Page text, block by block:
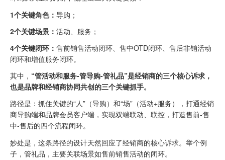
1个关键角色： 导购；
2个关键场景： 活动、服务；
4个关键闭环： 售前销售活动闭环、售中OTD闭环、售后非销活动
闭环和增值服务闭环。
其中， “管活动和服务-管导购-管礼品”是经销商的三个核心诉求，
也是品牌和经销商协同共创的三个关键抓手。
路径是：抓住关键的“人”（导购）和“场”（活动+服务），打通经销
商导购端和品牌会员客户端，实现双端联动、联控，打造售前-售
中-售后的四个流程闭环。
妙处是，这条路径的设计天然回应了经销商的核心诉求。举个例
子，管礼品，主要关联场景如售前销售活动的闭环。